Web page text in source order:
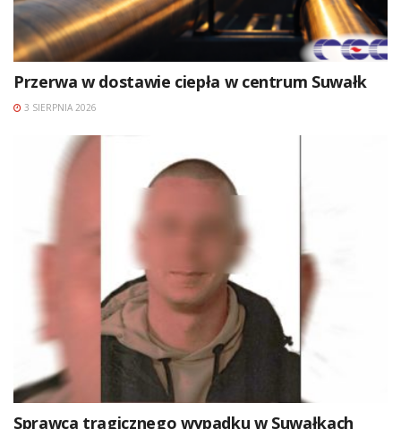
Przerwa w dostawie ciepła w centrum Suwałk
3 SIERPNIA 2026
Sprawca tragicznego wypadku w Suwałkach